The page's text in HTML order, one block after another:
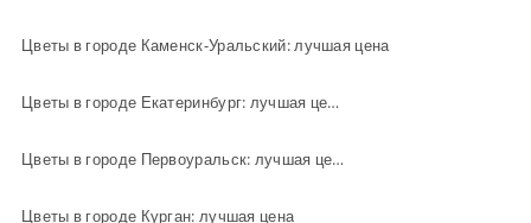
Цветы в городе Каменск-Уральский: лучшая цена
Цветы в городе Екатеринбург: лучшая цена
Цветы в городе Первоуральск: лучшая цена
Цветы в городе Курган: лучшая цена